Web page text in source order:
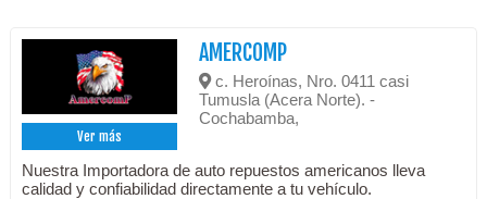
Ver más
AMERCOMP
c. Heroínas, Nro. 0411 casi
Tumusla (Acera Norte). -
Cochabamba,
Nuestra Importadora de auto repuestos americanos lleva
calidad y confiabilidad directamente a tu vehículo.